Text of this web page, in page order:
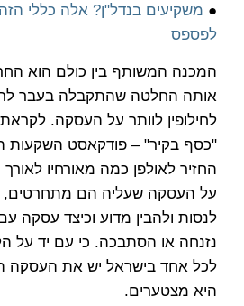
● משקיעים בנדל"ן? אלה כללי
לפספס
המכנה המשותף בין כולם הוא
אותה החלטה שהתקבלה בעבר
"כסף בקיר" – פודקאסט השקעות
החזיר לאולפן כמה מאורחיו
על העסקה שעליה הם מתחרטים,
לנסות ולהבין מדוע וכיצד עסקה
נזנחה או הסתבכה. כי עם יד על
לכל אחד בישראל יש את העסקה
היא מצטערים.